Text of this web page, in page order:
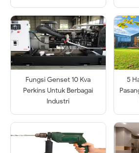
Fungsi Genset 10 Kva
Perkins Untuk Berbagai
Industri
5